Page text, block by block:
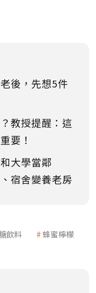
後，先想5件
教授提醒：這
要！
大學當鄰
宿舍變養老房
飲料
蜂蜜檸檬